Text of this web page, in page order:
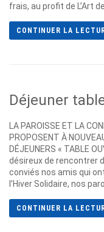
frais, au profit de L’Art
CONTINUER LA
Déjeuner
LA PAROISSE ET LA
PROPOSENT À
DÉJEUNERS « TABLE
désireux de rencontrer
conviés nos amis qui
l’Hiver Solidaire, nos
CONTINUER LA